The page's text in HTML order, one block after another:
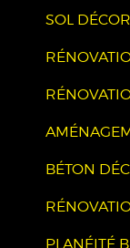
SOL
BÉTON
PLANÉITÉ